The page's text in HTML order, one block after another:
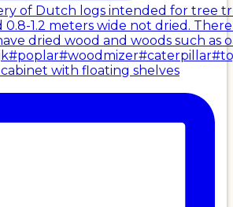
with floating shelves